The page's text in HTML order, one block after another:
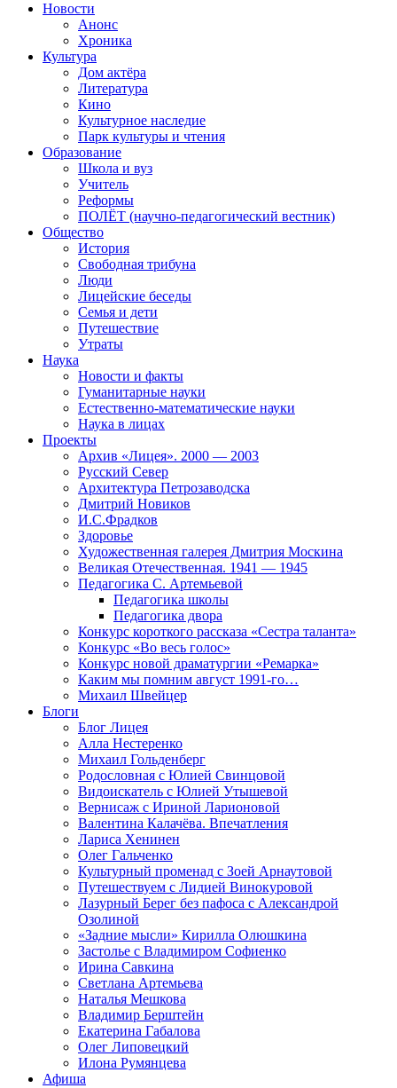
Новости
Анонс
Хроника
Культура
Дом актёра
Литература
Кино
Культурное наследие
Парк культуры и чтения
Образование
Школа и вуз
Учитель
Реформы
ПОЛЁТ (научно-педагогический вестник)
Общество
История
Свободная трибуна
Люди
Лицейские беседы
Семья и дети
Путешествие
Утраты
Наука
Новости и факты
Гуманитарные науки
Естественно-математические науки
Наука в лицах
Проекты
Архив «Лицея». 2000 — 2003
Русский Север
Архитектура Петрозаводска
Дмитрий Новиков
И.С.Фрадков
Здоровье
Художественная галерея Дмитрия Москина
Великая Отечественная. 1941 — 1945
Педагогика С. Артемьевой
Педагогика школы
Педагогика двора
Конкурс короткого рассказа «Сестра таланта»
Конкурс «Во весь голос»
Конкурс новой драматургии «Ремарка»
Каким мы помним август 1991-го…
Михаил Швейцер
Блоги
Блог Лицея
Алла Нестеренко
Михаил Гольденберг
Родословная с Юлией Свинцовой
Видоискатель с Юлией Утышевой
Вернисаж с Ириной Ларионовой
Валентина Калачёва. Впечатления
Лариса Хенинен
Олег Гальченко
Культурный променад с Зоей Арнаутовой
Путешествуем с Лидией Винокуровой
Лазурный Берег без пафоса с Александрой
Озолиной
«Задние мысли» Кирилла Олюшкина
Застолье с Владимиром Софиенко
Ирина Савкина
Светлана Артемьева
Наталья Мешкова
Владимир Берштейн
Екатерина Габалова
Олег Липовецкий
Илона Румянцева
Афиша